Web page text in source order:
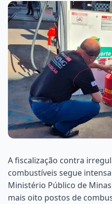
A fiscalização contra
combustíveis segue
Ministério Público de
mais oito postos de